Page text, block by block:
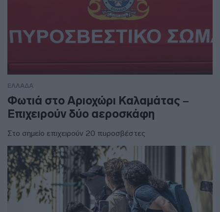
ΕΛΛΑΔΑ
Φωτιά στο Αριοχώρι Καλαμάτας –
Επιχειρούν δύο αεροσκάφη
Στο σημείο επιχειρούν 20 πυροσβέστες